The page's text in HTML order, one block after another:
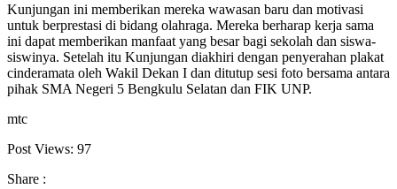
Kunjungan ini memberikan mereka wawasan baru dan motivasi
untuk berprestasi di bidang olahraga. Mereka berharap kerja sama
ini dapat memberikan manfaat yang besar bagi sekolah dan siswa-
siswinya. Setelah itu Kunjungan diakhiri dengan penyerahan plakat
cinderamata oleh Wakil Dekan I dan ditutup sesi foto bersama antara
pihak SMA Negeri 5 Bengkulu Selatan dan FIK UNP.
mtc
Post Views: 97
Share :